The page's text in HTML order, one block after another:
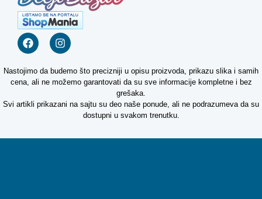
Nastojimo da budemo što precizniji u opisu proizvoda, prikazu slika i samih
cena, ali ne možemo garantovati da su sve informacije kompletne i bez
grešaka.
Svi artikli prikazani na sajtu su deo naše ponude, ali ne podrazumeva da su
dostupni u svakom trenutku.